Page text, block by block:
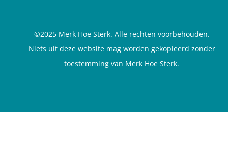
©2025 Merk Hoe Sterk. Alle rechten voorbehouden.
Niets uit deze website mag worden gekopieerd zonder
toestemming van Merk Hoe Sterk.